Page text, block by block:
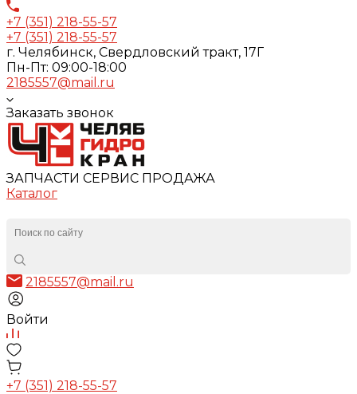
+7 (351) 218-55-57
+7 (351) 218-55-57
г. Челябинск, Свердловский тракт, 17Г
Пн-Пт: 09:00-18:00
2185557@mail.ru
Заказать звонок
ЗАПЧАСТИ СЕРВИС ПРОДАЖА
Каталог
2185557@mail.ru
Войти
+7 (351) 218-55-57